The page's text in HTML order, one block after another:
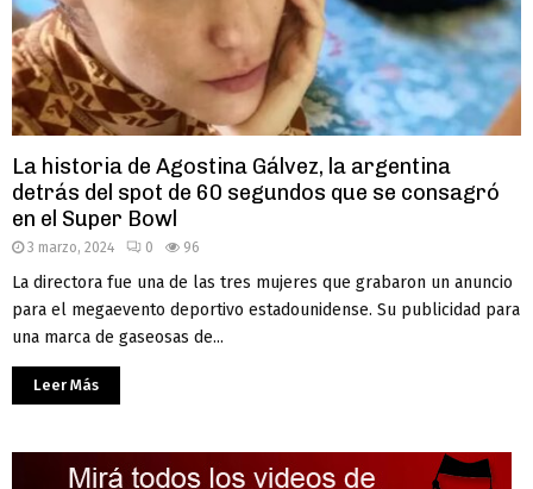
La historia de Agostina Gálvez, la argentina
detrás del spot de 60 segundos que se consagró
en el Super Bowl
3 marzo, 2024 0 96
La directora fue una de las tres mujeres que grabaron un anuncio
para el megaevento deportivo estadounidense. Su publicidad para
una marca de gaseosas de...
Leer Más